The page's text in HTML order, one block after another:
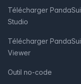
Télécharger
Studio
Télécharger
Viewer
Outil no-code